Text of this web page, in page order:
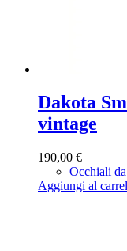
Dakota
vintage
190,00 €
Occhiali
Aggiungi al